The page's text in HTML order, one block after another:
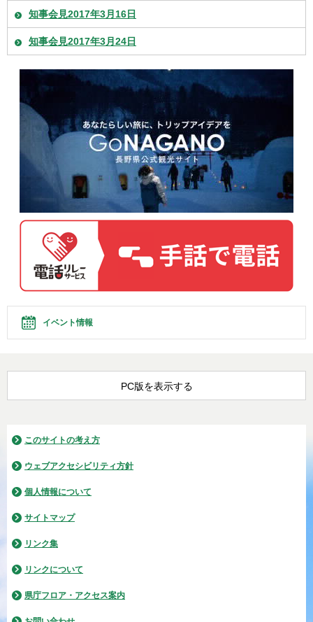
知事会見2017年3月16日
知事会見2017年3月24日
イベント情報
PC版を表示する
このサイトの考え方
ウェブアクセシビリティ方針
個人情報について
サイトマップ
リンク集
リンクについて
県庁フロア・アクセス案内